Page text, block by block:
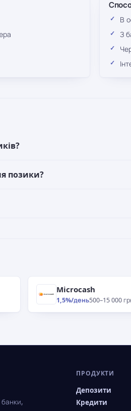
В
З
позики?
Microcash
1,5%/день500–15 000
ПРОДУКТИ
Депозити
Кредити